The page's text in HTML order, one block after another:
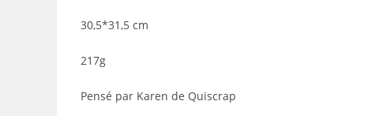
30,5*31,5 cm
217g
Pensé par Karen de Quiscrap